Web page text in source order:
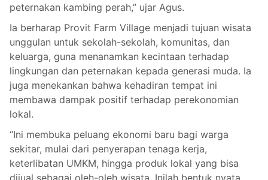
peternakan kambing perah,” ujar Agus.
Ia berharap Provit Farm Village menjadi tujuan wisata
unggulan untuk sekolah-sekolah, komunitas, dan
keluarga, guna menanamkan kecintaan terhadap
lingkungan dan peternakan kepada generasi muda. Ia
juga menekankan bahwa kehadiran tempat ini
membawa dampak positif terhadap perekonomian
lokal.
“Ini membuka peluang ekonomi baru bagi warga
sekitar, mulai dari penyerapan tenaga kerja,
keterlibatan UMKM, hingga produk lokal yang bisa
dijual sebagai oleh-oleh wisata. Inilah bentuk nyata